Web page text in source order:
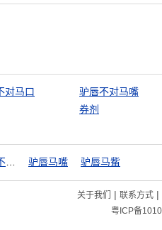
对马口
驴唇不对马嘴
券剂
驴唇马嘴 驴唇马觜
关于我们 | 联系方式|
粤ICP备